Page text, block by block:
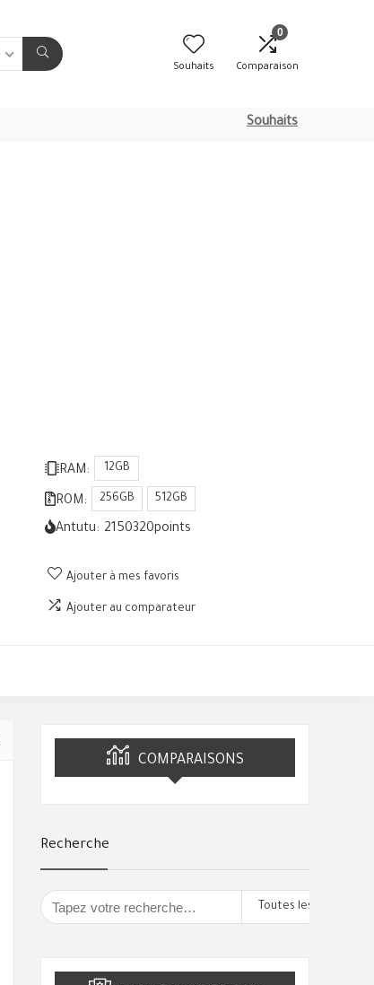
Souhaits
0
Comparaison
Souhaits
RAM: 12GB
ROM: 256GB 512GB
Antutu: 2150320points
Ajouter à mes favoris
Ajouter au comparateur
COMPARAISONS
Recherche
Toutes les catégories